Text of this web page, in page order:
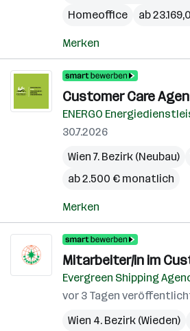
Homeoffice
ab
Merken
Customer Care
ENERGO
30.7.2026
Wien 7. Bezirk (Neubau)
ab 2.500 € monatlich
Merken
Mitarbeiter/in im
Evergreen Shipping
vor 3 Tagen
Wien 4. Bezirk (Wieden)